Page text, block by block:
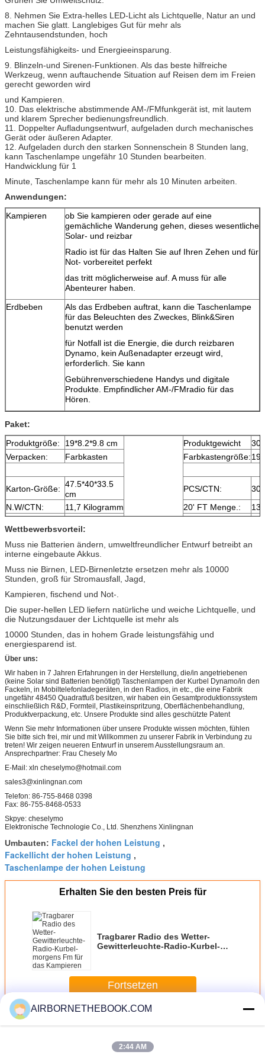
Frequenz
LED-Helligkeit
12000mcd
Bewertetes
Ausgangsleistungs
Eingangsspannung DC6V ±0.2V
8. Nehmen Sie Extra-helles LED-Licht als Lichtquelle, Natur an und
machen Sie glatt. Langlebiges Gut für mehr als
Zehntausendstunden, hoch
Leistungsfähigkeits- und Energieeinsparung.
9. Blinzeln-und Sirenen-Funktionen. Als das beste hilfreiche
Werkzeug, wenn auftauchende Situation auf Reisen dem im Freien
gerecht geworden wird
und Kampieren.
10. Das elektrische abstimmende AM-/FMfunkgerät ist, mit lautem
und klarem Sprecher bedienungsfreundlich.
11. Doppelter Aufladungsentwurf, aufgeladen durch mechanisches
Gerät oder äußeren Adapter.
12. Aufgeladen durch den starken Sonnenschein 8 Stunden lang,
kann Taschenlampe ungefähr 10 Stunden bearbeiten.
Handwicklung für 1
Minute, Taschenlampe kann für mehr als 10 Minuten arbeiten.
Anwendungen:
Kampieren
ob Sie kampieren oder gerade auf eine
gemächliche Wanderung gehen, dieses wesentliche
Solar- und reizbar
Radio ist für das Halten Sie auf Ihren Zehen und für
Not- vorbereitet perfekt
das tritt möglicherweise auf. A muss für alle
Abenteurer haben.
Erdbeben
Als das Erdbeben auftrat, kann die Taschenlampe
für das Beleuchten des Zweckes, Blink&Siren
benutzt werden
für Notfall ist die Energie, die durch reizbaren
Dynamo, kein Außenadapter erzeugt wird,
erforderlich. Sie kann
Gebührenverschiedene Handys und digitale
Produkte. Empfindlicher AM-/FMradio für das
Hören.
Paket:
Produktgröße:
19*8.2*9.8 cm Produktgewicht
Verpacken:
Farbkasten Farbkastengröße:
Karton-Größe: 47.5*40*33.5
cm
PCS/CTN:
30
N.W/CTN:
11,7 Kilogramm 20' FT Menge.:
G.W/CTN:
Kilogramm
Wettbewerbsvorteil:
Muss nie Batterien ändern, umweltfreundlicher Entwurf betreibt an
interne eingebaute Akkus.
Muss nie Birnen, LED-Birnenletzte ersetzen mehr als 10000
Stunden, groß für Stromausfall, Jagd,
Kampieren, fischend und Not-.
Die super-hellen LED liefern natürliche und weiche Lichtquelle, und
die Nutzungsdauer der Lichtquelle ist mehr als
10000 Stunden, das in hohem Grade leistungsfähig und
energiesparend ist.
Über uns:
Wir haben in 7 Jahren Erfahrungen in der Herstellung, die/in angetriebenen
(keine Solar sind Batterien benötigt) Taschenlampen der Kurbel Dynamo/in den
Fackeln, in Mobiltelefonladegeräten, in den Radios, in etc., die eine Fabrik
ungefähr 48450 Quadratfuß besitzen, wir haben ein Gesamtproduktionssystem
einschließlich R&D, Formteil, Plastikeinspritzung, Oberflächenbehandlung,
Produktverpackung, etc. Unsere Produkte sind alles geschützte Patent
Wenn Sie mehr Informationen über unsere Produkte wissen möchten, fühlen
Sie bitte sich frei, mir und mit Willkommen zu unserer Fabrik in Verbindung zu
treten! Wir zeigen neueren Entwurf in unserem Ausstellungsraum an.
Ansprechpartner: Frau Chesely Mo
E-Mail: xln cheselymo@hotmail.com
sales3@xinlingnan.com
Telefon: 86-755-8468 0398
Fax: 86-755-8468-0533
Skpye: cheselymo
Elektronische Technologie Co., Ltd. Shenzhens Xinlingnan
Umbauten: Fackel der hohen Leistung ,
Fackellicht der hohen Leistung ,
Taschenlampe der hohen Leistung
Erhalten Sie den besten Preis für
Tragbarer Radio des Wetter-
Gewitterleuchte-Radio-Kurbel-
Fortsetzen
Mehr
AIRBORNETHEBOOK.COM
2:44 AM